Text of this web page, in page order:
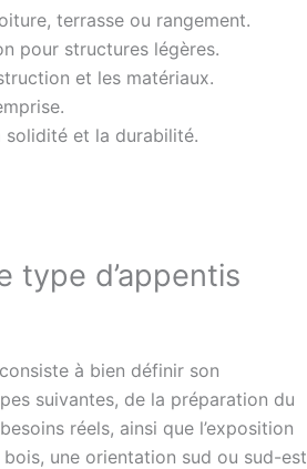
terrasse ou rangement.
pour structures légères.
et les matériaux.
solidité et la durabilité.
type d’appentis
à bien définir son
suivantes, de la préparation du
réels, ainsi que l’exposition
une orientation sud ou sud-est